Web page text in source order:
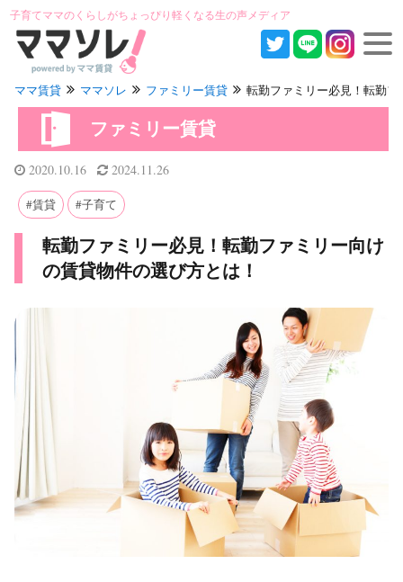
子育てママのくらしがちょっぴり軽くなる生の声メディア
ママ賃貸 ママソレ ファミリー賃貸 転勤ファミリー必見！転勤フ
ファミリー賃貸
2020.10.16 2024.11.26
賃貸 子育て
転勤ファミリー必見！転勤ファミリー向け
の賃貸物件の選び方とは！